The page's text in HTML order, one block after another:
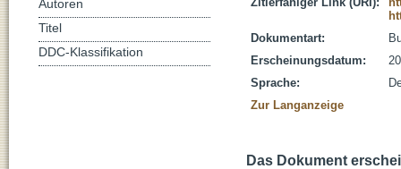
Dokumentart:
Erscheinungsdatum:
Sprache:
Zur Langanzeige
Das Dokument
Autoren
Titel
DDC-Klassifikation